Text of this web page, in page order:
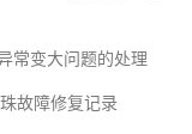
常变大问题的处理
故障修复记录